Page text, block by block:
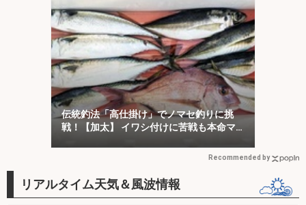
伝統釣法「高仕掛け」でノマセ釣りに挑
戦！【加太】 イワシ付けに苦戦も本命マ
Recommended by
リアルタイム天気＆風波情報